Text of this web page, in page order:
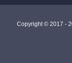
Copyright © 2017 -